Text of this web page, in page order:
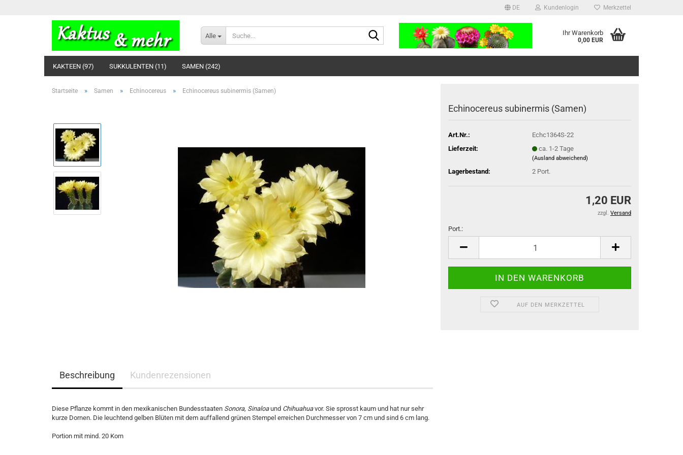
DE Kundenlogin Merkzettel
Alle Ihr Warenkorb
0,00 EUR
KAKTEEN (97) SUKKULENTEN (11) SAMEN (242)
Startseite » Samen » Echinocereus » Echinocereus subinermis (Samen)
Echinocereus subinermis (Samen)
Art.Nr.:
Echc1364S-22
Lieferzeit:
ca. 1-2 Tage
(Ausland abweichend)
Lagerbestand: 2 Port.
1,20 EUR
zzgl. Versand
Port.:
Port.
AUF DEN MERKZETTEL
Beschreibung Kundenrezensionen
Diese Pflanze kommt in den mexikanischen Bundesstaaten Sonora, Sinaloaund Chihuahuavor. Sie sprosst kaum und hat nur sehr
kurze Dornen. Die leuchtend gelben Blüten mit dem auffallend grünen Stempel erreichen Durchmesser von 7 cm und sind 6 cm lang.
Portion mit mind. 20 Korn